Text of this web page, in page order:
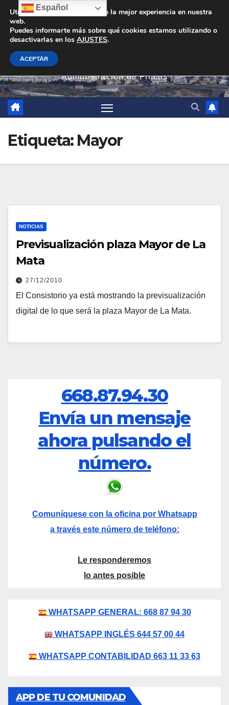
contenido
Administración de Fincas
Etiqueta: Mayor
NOTICIAS
Previsualización plaza Mayor de La
Mata
27/12/2010
El Consistorio ya está mostrando la previsualización
digital de lo que será la plaza Mayor de La Mata.
668.87.94.30
Envía un mensaje
ahora pulsando el
número.
Comuníquese con la oficina por Whatsapp
a través este número de teléfono:
Le responderemos
lo antes posible
WHATSAPP GENERAL: 668 87 94 30
WHATSAPP INGLÉS 644 57 00 44
WHATSAPP CONTABILIDAD 663 11 33 63
APP DE TU COMUNIDAD
Español
Utilizamos cookies para darte la mejor experiencia en nuestra
web.
Puedes informarte más sobre qué cookies estamos utilizando o
desactivarlas en los AJUSTES.
ACEPTAR